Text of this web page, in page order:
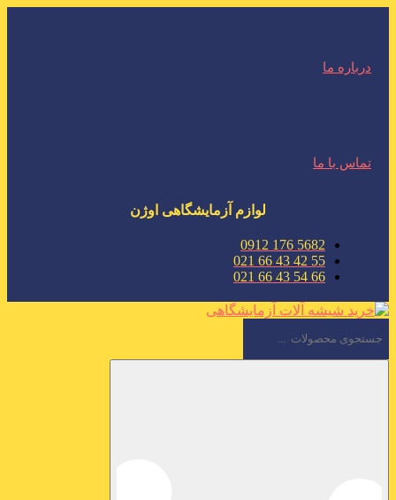
درباره ما
تماس با ما
لوازم آزمایشگاهی اوژن
5682 176 0912
55 42 43 66 021
66 54 43 66 021